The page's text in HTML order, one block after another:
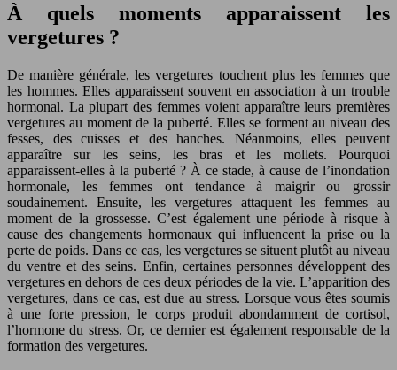
À quels moments apparaissent les
vergetures ?
De manière générale, les vergetures touchent plus les femmes que
les hommes. Elles apparaissent souvent en association à un trouble
hormonal. La plupart des femmes voient apparaître leurs premières
vergetures au moment de la puberté. Elles se forment au niveau des
fesses, des cuisses et des hanches. Néanmoins, elles peuvent
apparaître sur les seins, les bras et les mollets. Pourquoi
apparaissent-elles à la puberté ? À ce stade, à cause de l’inondation
hormonale, les femmes ont tendance à maigrir ou grossir
soudainement. Ensuite, les vergetures attaquent les femmes au
moment de la grossesse. C’est également une période à risque à
cause des changements hormonaux qui influencent la prise ou la
perte de poids. Dans ce cas, les vergetures se situent plutôt au niveau
du ventre et des seins. Enfin, certaines personnes développent des
vergetures en dehors de ces deux périodes de la vie. L’apparition des
vergetures, dans ce cas, est due au stress. Lorsque vous êtes soumis
à une forte pression, le corps produit abondamment de cortisol,
l’hormone du stress. Or, ce dernier est également responsable de la
formation des vergetures.